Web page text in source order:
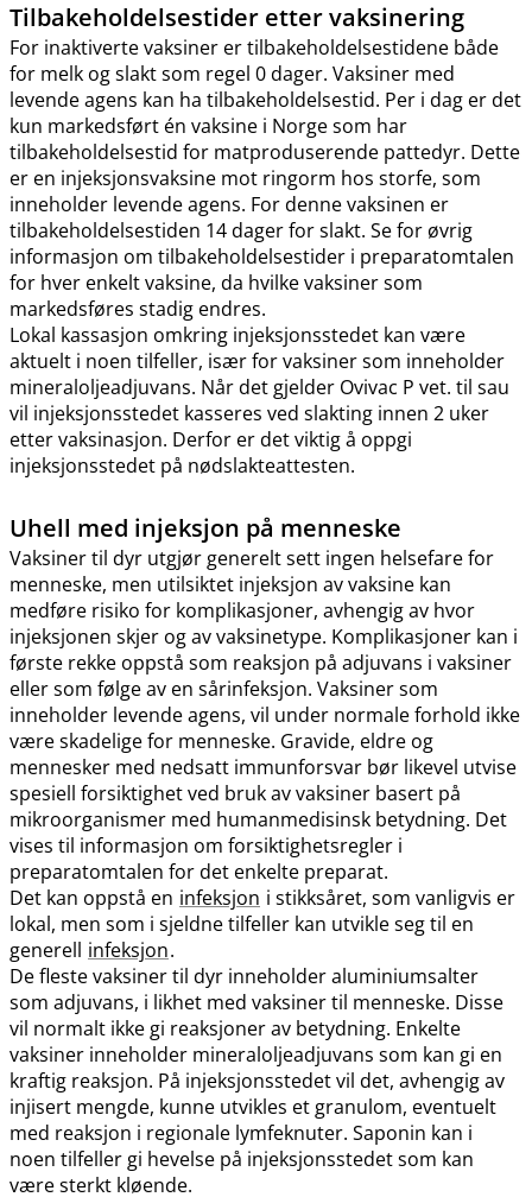
Tilbakeholdelsestider etter vaksinering
For inaktiverte vaksiner er tilbakeholdelsestidene både
for melk og slakt som regel 0 dager. Vaksiner med
levende agens kan ha tilbakeholdelsestid. Per i dag er det
kun markedsført én vaksine i Norge som har
tilbakeholdelsestid for matproduserende pattedyr. Dette
er en injeksjonsvaksine mot ringorm hos storfe, som
inneholder levende agens. For denne vaksinen er
tilbakeholdelsestiden 14 dager for slakt. Se for øvrig
informasjon om tilbakeholdelsestider i preparatomtalen
for hver enkelt vaksine, da hvilke vaksiner som
markedsføres stadig endres.
Lokal kassasjon omkring injeksjonsstedet kan være
aktuelt i noen tilfeller, især for vaksiner som inneholder
mineraloljeadjuvans. Når det gjelder Ovivac P vet. til sau
vil injeksjonsstedet kasseres ved slakting innen 2 uker
etter vaksinasjon. Derfor er det viktig å oppgi
injeksjonsstedet på nødslakteattesten.
Uhell med injeksjon på menneske
Vaksiner til dyr utgjør generelt sett ingen helsefare for
menneske, men utilsiktet injeksjon av vaksine kan
medføre risiko for komplikasjoner, avhengig av hvor
injeksjonen skjer og av vaksinetype. Komplikasjoner kan i
første rekke oppstå som reaksjon på adjuvans i vaksiner
eller som følge av en sårinfeksjon. Vaksiner som
inneholder levende agens, vil under normale forhold ikke
være skadelige for menneske. Gravide, eldre og
mennesker med nedsatt immunforsvar bør likevel utvise
spesiell forsiktighet ved bruk av vaksiner basert på
mikroorganismer med humanmedisinsk betydning. Det
vises til informasjon om forsiktighetsregler i
preparatomtalen for det enkelte preparat.
Det kan oppstå en infeksjon i stikksåret, som vanligvis er
lokal, men som i sjeldne tilfeller kan utvikle seg til en
generell infeksjon.
De fleste vaksiner til dyr inneholder aluminiumsalter
som adjuvans, i likhet med vaksiner til menneske. Disse
vil normalt ikke gi reaksjoner av betydning. Enkelte
vaksiner inneholder mineraloljeadjuvans som kan gi en
kraftig reaksjon. På injeksjonsstedet vil det, avhengig av
injisert mengde, kunne utvikles et granulom, eventuelt
med reaksjon i regionale lymfeknuter. Saponin kan i
noen tilfeller gi hevelse på injeksjonsstedet som kan
være sterkt kløende.